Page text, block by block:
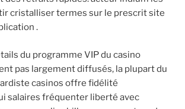
cristalliser termes sur le prescrit site
.
du programme VIP du casino
pas largement diffusés, la plupart du
casinos offre fidélité
salaires fréquenter liberté avec